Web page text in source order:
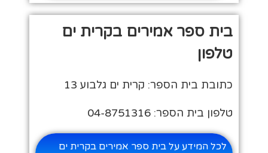
בית ספר אמירים בקרית ים
טלפון
כתובת בית הספר: קרית ים גלבוע 13
טלפון בית הספר: 04-8751316
לכל המידע על בית ספר אמירים בקרית ים